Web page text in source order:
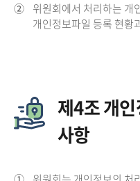
② 위원회에서 처리하는 개
개인정보파일 등록 현황
제4조 개
사항